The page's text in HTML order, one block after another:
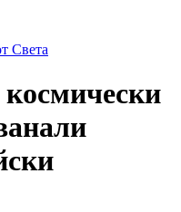
Света